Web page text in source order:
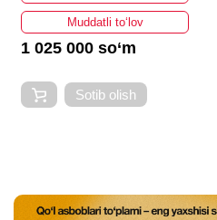
Muddatli to‘lov
1 025 000 so‘m
Sotib olish